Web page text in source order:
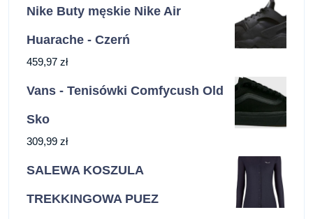
Nike Buty męskie Nike Air
Huarache - Czerń
459,97 zł
Vans - Tenisówki Comfycush Old
Sko
309,99 zł
SALEWA KOSZULA
TREKKINGOWA PUEZ